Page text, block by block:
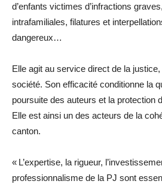
d’enfants victimes d’infractions
intrafamiliales, filatures et
dangereux…
Elle agit au service direct de la
société. Son efficacité conditionne la
poursuite des auteurs et la protection
Elle est ainsi un des acteurs de la
canton.
« L’expertise, la rigueur,
professionnalisme de la PJ sont